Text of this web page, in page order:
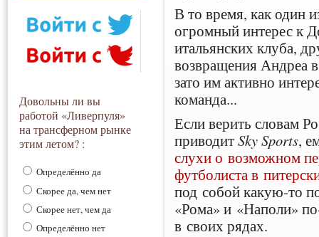
Довольны ли вы
работой «Ливерпуля»
на трансферном рынке
этим летом? :
Определённо да
Скорее да, чем нет
Скорее нет, чем да
Определённо нет
В то время, как один
огромный интерес к
итальянских клуба,
возвращения Андреа
зато им активно
команда...
Если верить словам
приводитSky Sports,
слухи о возможном
футболиста в
под собойкакую-то
«Рома» и «Наполи»
в своих рядах.